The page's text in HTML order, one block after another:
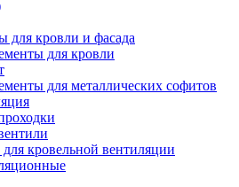
для кровли и фасада
для кровли
для металлических софитов
кровельной вентиляции